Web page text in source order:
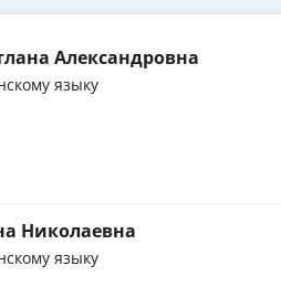
Александровна
языку
Николаевна
языку